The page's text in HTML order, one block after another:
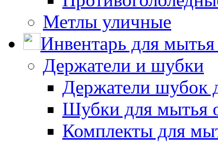
Метлы уличные
Инвентарь для мытья
Держатели и шубки
Держатели шубок
Шубки для мытья
Комплекты для